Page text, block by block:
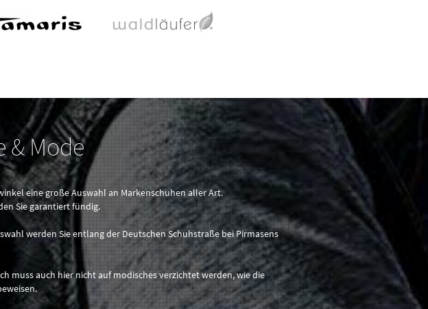
& Mode
eine große Auswahl an Markenschuhen aller Art.
Sie garantiert fündig.
werden Sie entlang der Deutschen Schuhstraße bei Pirmasens
muss auch hier nicht auf modisches verzichtet werden, wie die